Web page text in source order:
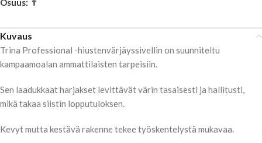
Osuus:
Kuvaus
Trina Professional -hiustenvärjäyssivellin on suunniteltu
kampaamoalan ammattilaisten tarpeisiin.
Sen laadukkaat harjakset levittävät värin tasaisesti ja hallitusti,
mikä takaa siistin lopputuloksen.
Kevyt mutta kestävä rakenne tekee työskentelystä mukavaa.